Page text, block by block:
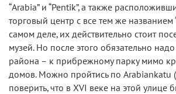
“Arabia” и “Pentik”, а также
торговый центр с все тем же названием
самом деле, их действительно стоит
музей. Но после этого обязательно
района – к прибрежному парку мимо
домов. Можно пройтись по Arabiankatu
поверить, что в XVI веке на этой улице